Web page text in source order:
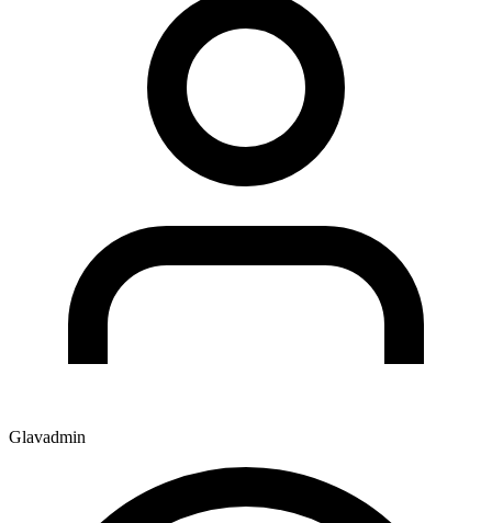
Glavadmin